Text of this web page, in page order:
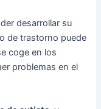
desarrollar su
de trastorno puede
coge en los
problemas en el